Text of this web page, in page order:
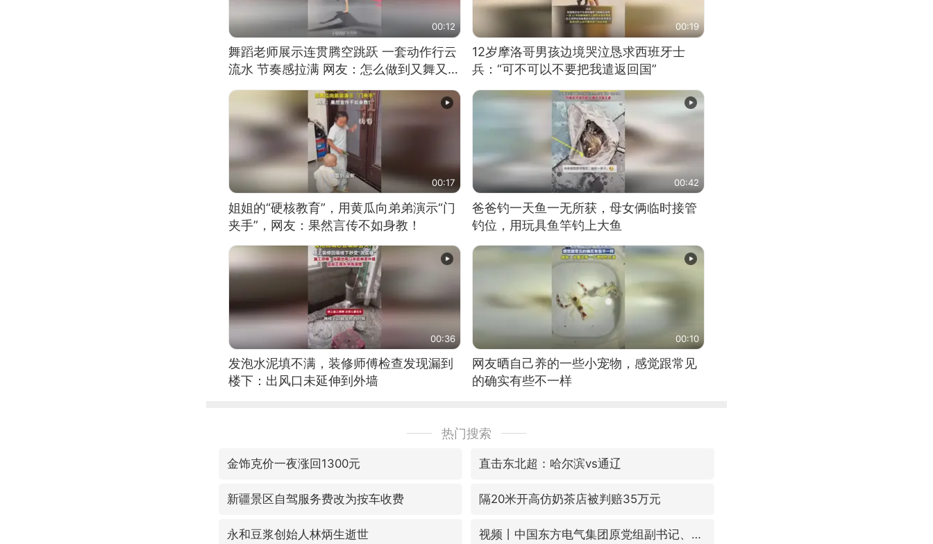
00:12
舞蹈老师展示连贯腾空跳跃 一套动作行云
流水 节奏感拉满 网友：怎么做到又舞又武
00:19
12岁摩洛哥男孩边境哭泣恳求西班牙士
兵：“可不可以不要把我遣返回国”
00:17
姐姐的“硬核教育”，用黄瓜向弟弟演示“门
夹手”，网友：果然言传不如身教！
00:42
爸爸钓一天鱼一无所获，母女俩临时接管
钓位，用玩具鱼竿钓上大鱼
00:36
发泡水泥填不满，装修师傅检查发现漏到
楼下：出风口未延伸到外墙
00:10
网友晒自己养的一些小宠物，感觉跟常见
的确实有些不一样
热门搜索
金饰克价一夜涨回1300元 直击东北超：哈尔滨vs通辽
新疆景区自驾服务费改为按车收费 隔20米开高仿奶茶店被判赔35万元
永和豆浆创始人林炳生逝世 视频丨中国东方电气集团原党组副书记、董事宋致远被查